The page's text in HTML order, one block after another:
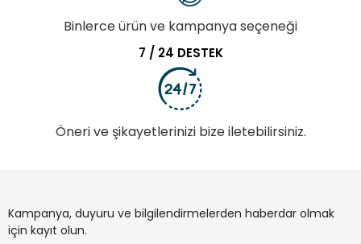
Binlerce ürün ve kampanya seçeneği
7 / 24 DESTEK
Öneri ve şikayetlerinizi bize iletebilirsiniz.
Kampanya, duyuru ve bilgilendirmelerden haberdar olmak
için kayıt olun.